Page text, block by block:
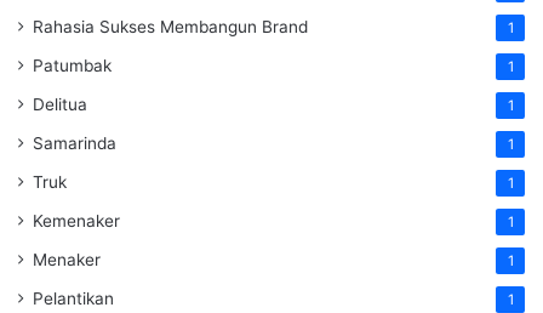
Rahasia Sukses Membangun Brand 1
Patumbak 1
Delitua 1
Samarinda 1
Truk 1
Kemenaker 1
Menaker 1
Pelantikan 1